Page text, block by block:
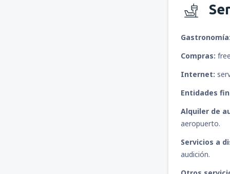
Compras:
Internet:
Entidades
Alquiler de
aeropuerto.
Servicios a
audición.